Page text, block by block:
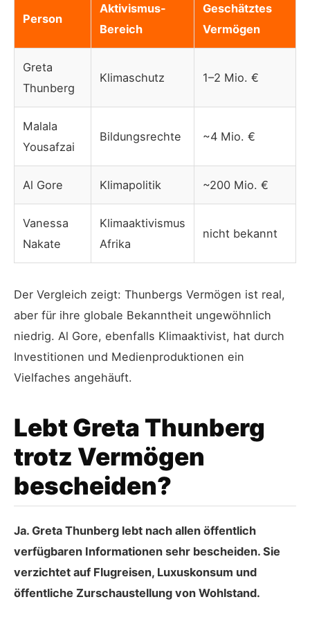
Person
Aktivismus-
Bereich
Geschätztes
Vermögen
Greta
Thunberg
Klimaschutz 1–2 Mio. €
Malala
Yousafzai
Bildungsrechte ~4 Mio. €
Al Gore Klimapolitik ~200 Mio. €
Vanessa
Nakate
Klimaaktivismus
Afrika
nicht bekannt
Der Vergleich zeigt: Thunbergs Vermögen ist real,
aber für ihre globale Bekanntheit ungewöhnlich
niedrig. Al Gore, ebenfalls Klimaaktivist, hat durch
Investitionen und Medienproduktionen ein
Vielfaches angehäuft.
Lebt Greta Thunberg
trotz Vermögen
bescheiden?
Ja. Greta Thunberg lebt nach allen öffentlich
verfügbaren Informationen sehr bescheiden. Sie
verzichtet auf Flugreisen, Luxuskonsum und
öffentliche Zurschaustellung von Wohlstand.